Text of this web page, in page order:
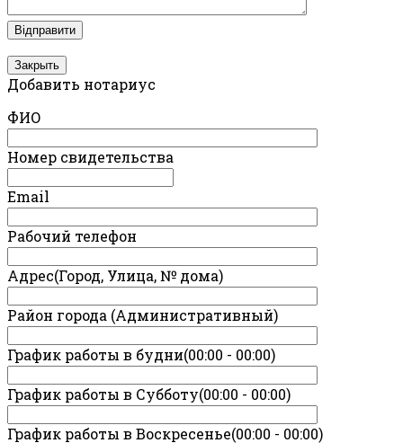
Закрыть
Добавить нотариус
ФИО
Номер свидетельства
Email
Рабочий телефон
Адрес(Город, Улица, № дома)
Район города (Административный)
График работы в будни(00:00 - 00:00)
График работы в Субботу(00:00 - 00:00)
График работы в Воскресенье(00:00 - 00:00)